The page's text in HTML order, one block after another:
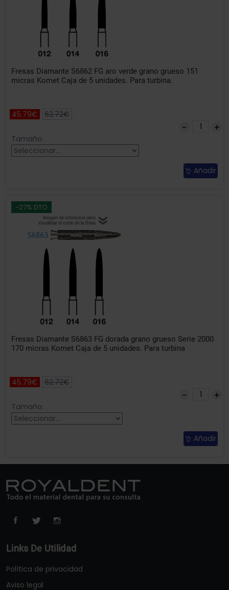
Fresas Diamante S6862 FG aro verde grano grueso 151
micras Komet Caja de 5 unidades. Para turbina.
45.79€ 62.72€
Tamaño:
Añadir
-27% DTO
Fresas Diamante S6863 FG dorada grano grueso Serie 2000
170 micras Komet Caja de 5 unidades. Para turbina
45.79€ 62.72€
Tamaño:
Añadir
Links De Utilidad
Política de privacidad
Aviso legal